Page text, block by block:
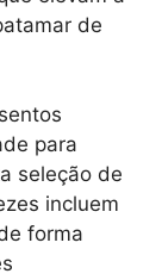
de
para
seleção de
incluem
forma